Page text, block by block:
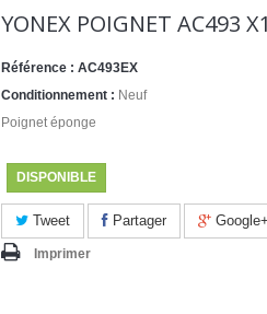
YONEX POIGNET AC493 X1
Référence : AC493EX
Conditionnement : Neuf
Poignet éponge
DISPONIBLE
Tweet Partager Google+
Imprimer